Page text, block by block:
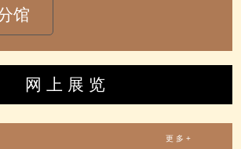
馆
网 上 展 览
更 多 +